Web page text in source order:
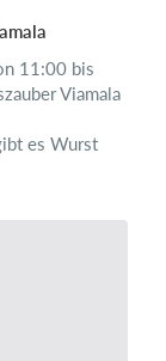
11:00 bis
Viamala
es Wurst